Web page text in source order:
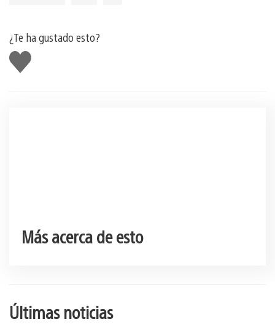
¿Te ha gustado esto?
Me
gusta
Más acerca de esto
Últimas noticias